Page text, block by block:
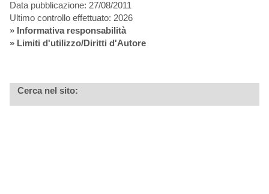
Data pubblicazione: 27/08/2011
Ultimo controllo effettuato: 2026
» Informativa responsabilità
» Limiti d'utilizzo/Diritti d'Autore
Cerca nel sito: